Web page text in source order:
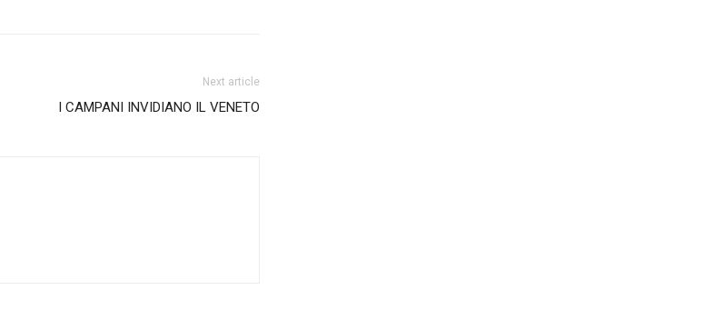
Next article
I CAMPANI INVIDIANO IL VENETO